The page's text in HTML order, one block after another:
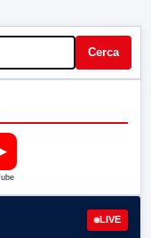
Cerca
LIVE